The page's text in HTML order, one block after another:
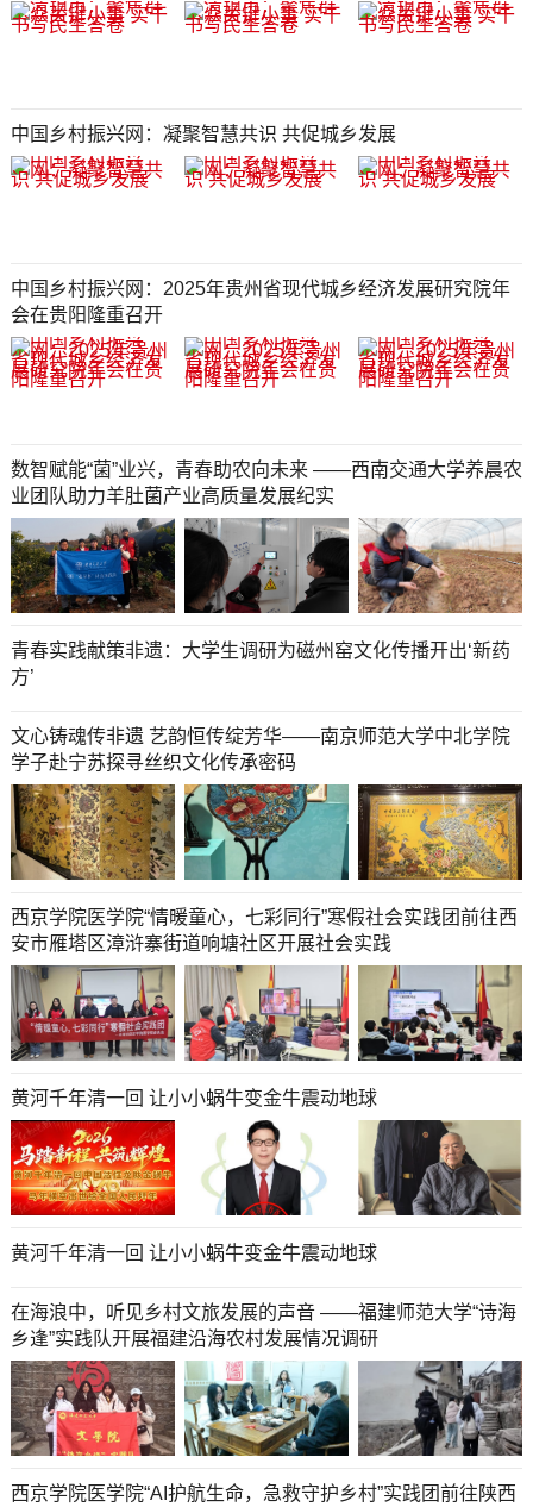
中国乡村振兴网：凝聚智慧共识 共促城乡发展
中国乡村振兴网：2025年贵州省现代城乡经济发展研究院年
会在贵阳隆重召开
数智赋能“菌”业兴，青春助农向未来 ——西南交通大学养晨农
业团队助力羊肚菌产业高质量发展纪实
青春实践献策非遗：大学生调研为磁州窑文化传播开出‘新药
方’
文心铸魂传非遗 艺韵恒传绽芳华——南京师范大学中北学院
学子赴宁苏探寻丝织文化传承密码
西京学院医学院“情暖童心，七彩同行”寒假社会实践团前往西
安市雁塔区漳浒寨街道响塘社区开展社会实践
黄河千年清一回 让小小蜗牛变金牛震动地球
黄河千年清一回 让小小蜗牛变金牛震动地球
在海浪中，听见乡村文旅发展的声音 ——福建师范大学“诗海
乡逢”实践队开展福建沿海农村发展情况调研
西京学院医学院“AI护航生命，急救守护乡村”实践团前往陕西